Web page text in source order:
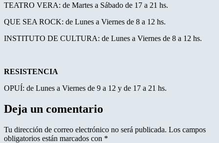
TEATRO VERA: de Martes a Sábado de 17 a 21 hs.
QUE SEA ROCK: de Lunes a Viernes de 8 a 12 hs.
INSTITUTO DE CULTURA: de Lunes a Viernes de 8 a 12 hs.
RESISTENCIA
OPUÍ: de Lunes a Viernes de 9 a 12 y de 17 a 21 hs.
Deja un comentario
Tu dirección de correo electrónico no será publicada. Los campos
obligatorios están marcados con *